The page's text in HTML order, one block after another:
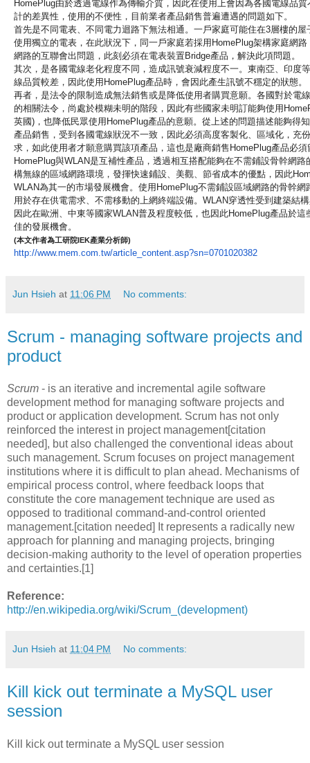
HomePlug由於透過電線作為傳輸介質， 因此在使用上會因為各國電線品
計的差異性， 使用的不便性，目前業者產品銷售普遍遭遇的問題如下。
首先是不同電表、不同電力迴路下無法相通。 一戶家庭可能住在3層樓的屋
使用獨立的電表， 在此狀況下，同一戶家庭若採用HomePlug架構家庭網路
網路的互聯會出問題， 此刻必須在電表裝置Bridge產品，解決此項問題。
其次，是各國電線老化程度不同，造成訊號衰減程度不一。東南亞、 印度
線品質較差， 因此使用HomePlug產品時，會因此產生訊號不穩定的狀態。
再者，是法令的限制造成無法銷售或是降低使用者購買意願。 各國對於電
的相關法令，尚處於模糊未明的階段， 因此有些國家未明訂能夠使用
英國)， 也降低民眾使用HomePlug產品的意願。 從上述的問題描述能夠得
產品銷售， 受到各國電線狀況不一致，因此必須高度客製化、區域化， 充
求，如此使用者才願意購買該項產品， 這也是廠商銷售HomePlug產品必
HomePlug與WLAN是互補性產品， 透過相互搭配能夠在不需鋪設骨幹網路
構無線的區域網路環境，發揮快速鋪設、美觀、節省成本的優點， 因此
WLAN為其一的市場發展機會。 使用HomePlug不需鋪設區域網路的骨幹網
用於存在供電需求、不需移動的上網終端設備。 WLAN穿透性受到建築結
因此在歐洲、 中東等國家WLAN普及程度較低， 也因此HomePlug產品於這
佳的發展機會。
(本文作者為工研院IEK產業分析師)
http://www.mem.com.tw/article_ content.asp?sn=0701020382
Jun Hsieh at 11:06 PM No comments:
Scrum - managing software projects and
product
Scrum - is an iterative and incremental agile software
development method for managing software projects and
product or application development. Scrum has not only
reinforced the interest in project management[citation
needed], but also challenged the conventional ideas about
such management. Scrum focuses on project management
institutions where it is difficult to plan ahead. Mechanisms of
empirical process control, where feedback loops that
constitute the core management technique are used as
opposed to traditional command-and-control oriented
management.[citation needed] It represents a radically new
approach for planning and managing projects, bringing
decision-making authority to the level of operation properties
and certainties.[1]
Reference:
http://en.wikipedia.org/wiki/Scrum_(development)
Jun Hsieh at 11:04 PM No comments:
Kill kick out terminate a MySQL user
session
Kill kick out terminate a MySQL user session